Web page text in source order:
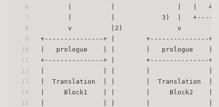
6
7
8
9
10
11
12
13
14
15
|          |
|          |            3)
v          |2)
+---------------+ |
|   prologue    | |        |
+---------------+ |
|  Translation  | |        |
|     Block1    | |        |